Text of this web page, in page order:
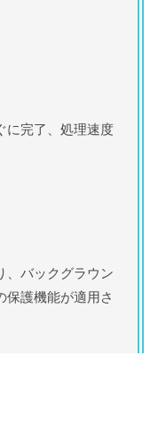
に完了、処理速度
、バックグラウン
保護機能が適用さ